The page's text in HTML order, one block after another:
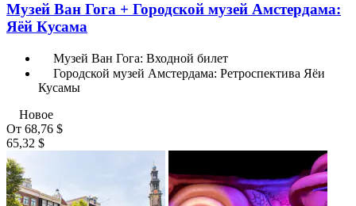
Музей Ван Гога + Городской музей Амстердама:
Яёй Кусама
Музей Ван Гога: Входной билет
Городской музей Амстердама: Ретроспектива Яёи
Кусамы
Новое
От 68,76 $
65,32 $